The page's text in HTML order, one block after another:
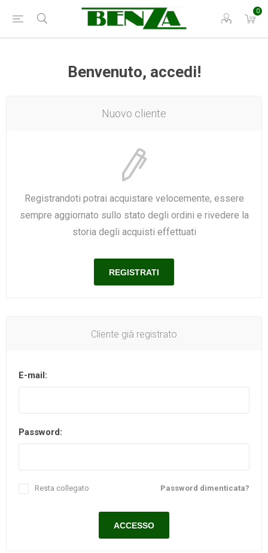
0
Benvenuto, accedi!
Nuovo cliente
Registrandoti potrai acquistare velocemente, essere
sempre aggiornato sullo stato degli ordini e rivedere la
storia degli acquisti effettuati
Cliente già registrato
E-mail:
Password:
Password dimenticata?
Resta collegato